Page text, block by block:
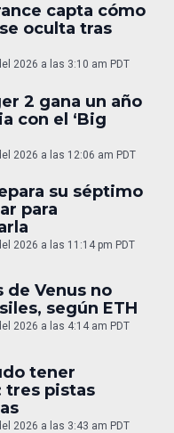
capta cómo
oculta tras
2026 a las 3:10 am PDT
2 gana un año
con el ‘Big
2026 a las 12:06 am PDT
su séptimo
para
2026 a las 11:14 pm PDT
de Venus no
según ETH
2026 a las 4:14 am PDT
tener
tres pistas
2026 a las 3:43 am PDT